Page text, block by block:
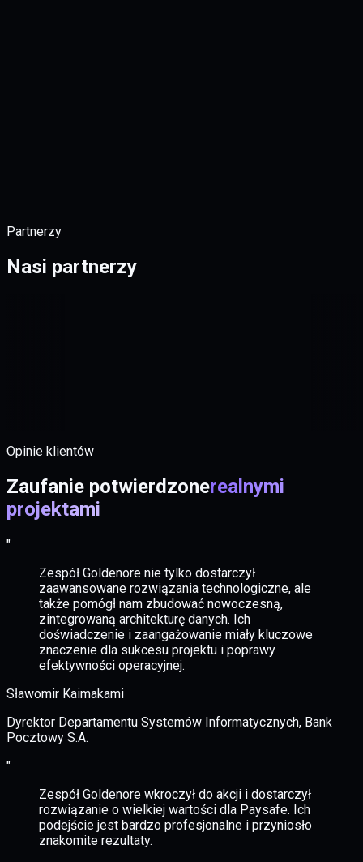
Partnerzy
Nasi partnerzy
Opinie klientów
Zaufanie potwierdzonerealnymi
projektami
"
Zespół Goldenore nie tylko dostarczył
zaawansowane rozwiązania technologiczne, ale
także pomógł nam zbudować nowoczesną,
zintegrowaną architekturę danych. Ich
doświadczenie i zaangażowanie miały kluczowe
znaczenie dla sukcesu projektu i poprawy
efektywności operacyjnej.
Sławomir Kaimakami
Dyrektor Departamentu Systemów Informatycznych, Bank
Pocztowy S.A.
"
Zespół Goldenore wkroczył do akcji i dostarczył
rozwiązanie o wielkiej wartości dla Paysafe. Ich
podejście jest bardzo profesjonalne i przyniosło
znakomite rezultaty.